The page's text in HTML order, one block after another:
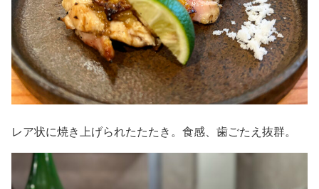
レア状に焼き上げられたたたき。食感、歯ごたえ抜群。